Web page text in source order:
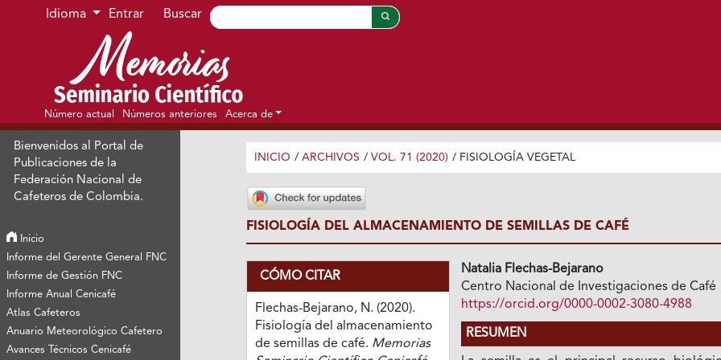
Ir al menú de navegación principal
Ir al contenido principal
Ir al pie de página del sitio
Idioma Entrar Buscar
Número actual Números anteriores Acerca de
Bienvenidos al Portal de
Publicaciones de la
Federación Nacional de
Cafeteros de Colombia.
Inicio
Informe del Gerente General FNC
Informe de Gestión FNC
Informe Anual Cenicafé
Atlas Cafeteros
Anuario Meteorológico Cafetero
Avances Técnicos Cenicafé
INICIO / ARCHIVOS / VOL. 71 (2020) / FISIOLOGÍA VEGETAL
FISIOLOGÍA DEL ALMACENAMIENTO DE SEMILLAS DE CAFÉ
CÓMO CITAR
Flechas-Bejarano, N. (2020).
Fisiología del almacenamiento
de semillas de café. Memorias
Natalia Flechas-Bejarano
Centro Nacional de Investigaciones de Café
https://orcid.org/0000-0002-3080-4988
RESUMEN